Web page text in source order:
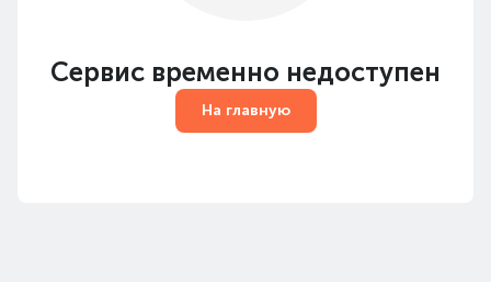
Сервис временно недоступен
На главную